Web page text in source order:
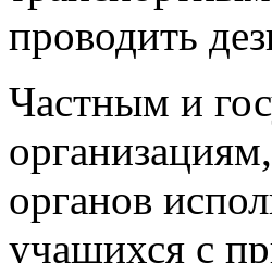
проводить
Частным и
органов
учащихся с